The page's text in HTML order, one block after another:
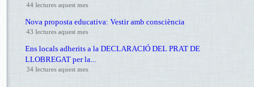
44 lectures aquest mes
Nova proposta educativa: Vestir amb consciència
43 lectures aquest mes
Ens locals adherits a la DECLARACIÓ DEL PRAT DE
LLOBREGAT per la...
34 lectures aquest mes